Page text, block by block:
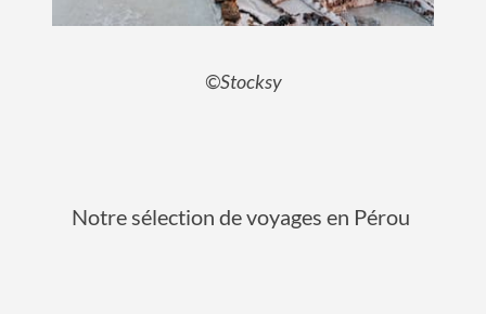
©Stocksy
Notre sélection de voyages en Pérou